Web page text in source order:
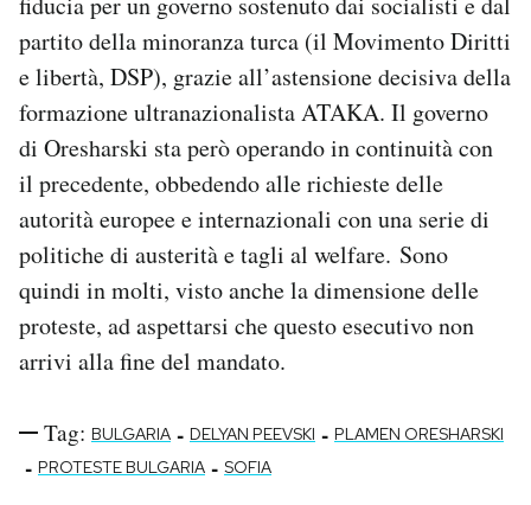
partito della minoranza turca (il Movimento Diritti
e libertà, DSP), grazie all’astensione decisiva della
formazione ultranazionalista ATAKA. Il governo
di Oresharski sta però operando in continuità con
il precedente, obbedendo alle richieste delle
autorità europee e internazionali con una serie di
politiche di austerità e tagli al welfare. Sono
quindi in molti, visto anche la dimensione delle
proteste, ad aspettarsi che questo esecutivo non
arrivi alla fine del mandato.
Tag: BULGARIA - DELYAN PEEVSKI - PLAMEN ORESHARSKI
- PROTESTE BULGARIA - SOFIA